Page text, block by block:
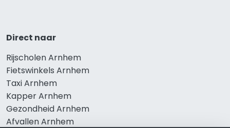
Direct naar
Rijscholen Arnhem
Fietswinkels Arnhem
Taxi Arnhem
Kapper Arnhem
Gezondheid Arnhem
Afvallen Arnhem